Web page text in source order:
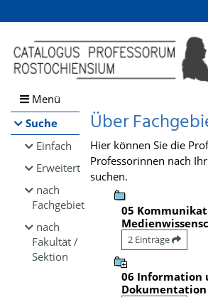
Browsen
direkt zum Inhalt
Menü
Suche
Einfach
Erweitert
nach
Fachgebiet
nach
Fakultät /
Sektion
Über
Hier können Sie die
Professorinnen nach
suchen.
05
2 Einträge
06 Information
Dokumentation